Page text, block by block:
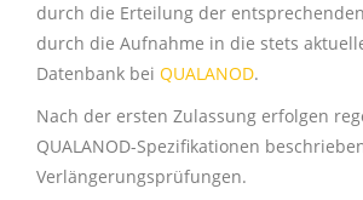
durch die Erteilung der
durch die Aufnahme in die stets
Datenbank bei QUALANOD.
Nach der ersten Zulassung erfolgen
QUALANOD-Spezifikationen
Verlängerungsprüfungen.